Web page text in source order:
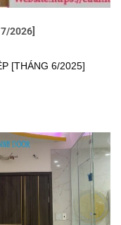
2026]
[THÁNG 6/2025]